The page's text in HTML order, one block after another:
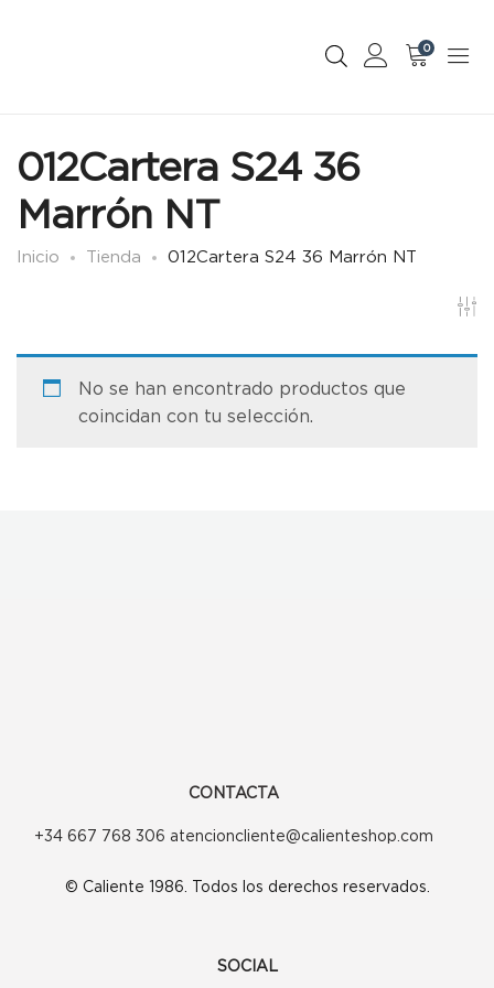
0
012Cartera S24 36
Marrón NT
Inicio Tienda 012Cartera S24 36 Marrón NT
No se han encontrado productos que
coincidan con tu selección.
CONTACTA
+34 667 768 306 atencioncliente@calienteshop.com
© Caliente 1986. Todos los derechos reservados.
SOCIAL